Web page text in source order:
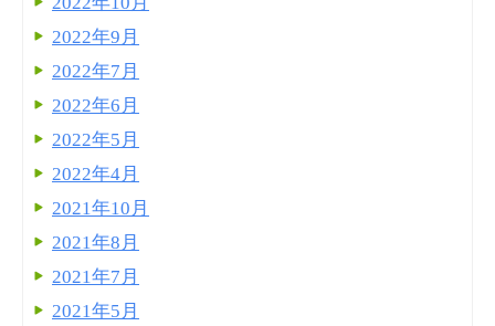
2022年9月
2022年7月
2022年6月
2022年5月
2022年4月
2021年10月
2021年8月
2021年7月
2021年5月